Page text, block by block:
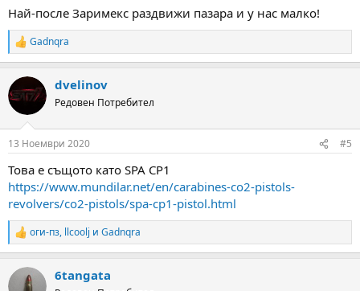
Най-после Заримекс раздвижи пазара и у нас малко!
R
e
c
t
i
s
Gadnqra
dvelinov
Редовен Потребител
13 Ноември 2020 #5
Това е същото като SPA CP1
https://www.mundilar.net/en/carabines-co2-pistols-
revolvers/co2-pistols/spa-cp1-pistol.html
R
e
c
оги-пз, llcoolj и Gadnqra
6tangata